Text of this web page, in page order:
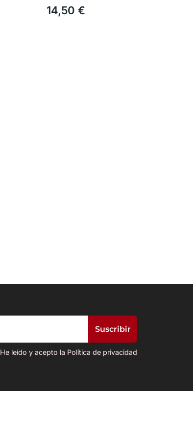
14,50 €
He leído y acepto la Política de privacidad